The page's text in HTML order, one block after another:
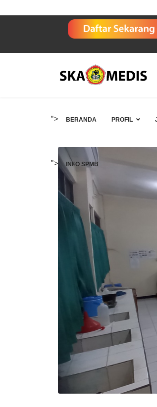
"> BERANDA PROFIL
"> INFO SPMB